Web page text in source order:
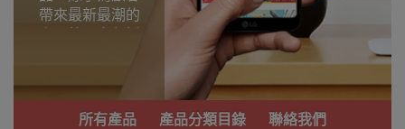
帶來最新最潮的
產品外，亦包括
功能齊備的產
品。
所有產品 產品分類目錄 聯絡我們